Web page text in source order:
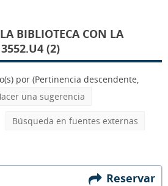
BIBLIOTECA CON LA
(2)
por (Pertinencia descendente,
una sugerencia
Búsqueda en fuentes externas
Reservar